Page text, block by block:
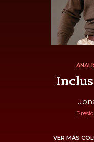
VER MÁS